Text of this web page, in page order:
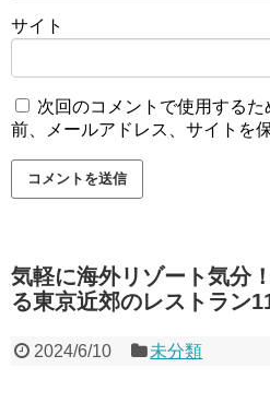
サイト
次回のコメントで使用する
前、メールアドレス、サイトを
気軽に海外リゾート気分
る東京近郊のレストラン
2024/6/10 未分類